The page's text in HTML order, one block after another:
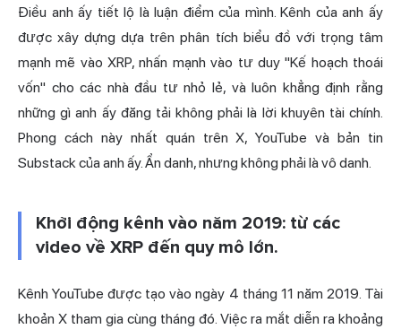
Điều anh ấy tiết lộ là luận điểm của mình. Kênh của anh ấy
được xây dựng dựa trên phân tích biểu đồ với trọng tâm
mạnh mẽ vào XRP, nhấn mạnh vào tư duy "Kế hoạch thoái
vốn" cho các nhà đầu tư nhỏ lẻ, và luôn khẳng định rằng
những gì anh ấy đăng tải không phải là lời khuyên tài chính.
Phong cách này nhất quán trên X, YouTube và bản tin
Substack của anh ấy. Ẩn danh, nhưng không phải là vô danh.
Khởi động kênh vào năm 2019: từ các
video về XRP đến quy mô lớn.
Kênh YouTube được tạo vào ngày 4 tháng 11 năm 2019. Tài
khoản X tham gia cùng tháng đó. Việc ra mắt diễn ra khoảng